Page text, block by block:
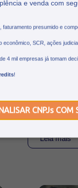
e venda com
faturamento presumido e
econômico, SCR, ações
4 mil empresas já tomam
!
CNPJs COM
O que
Tech
Conheça as
TECH 2026,
participação
Leia mais